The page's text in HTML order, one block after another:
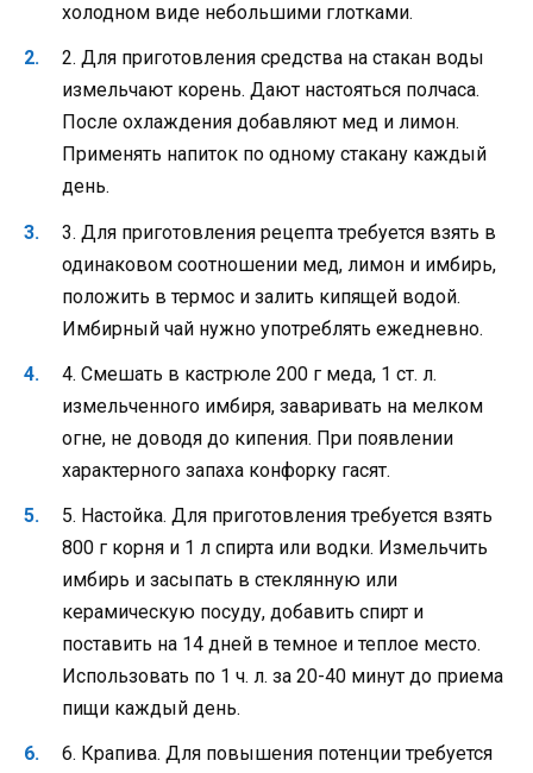
холодном виде небольшими глотками.
2. Для приготовления средства на стакан воды
измельчают корень. Дают настояться полчаса.
После охлаждения добавляют мед и лимон.
Применять напиток по одному стакану каждый
день.
3. Для приготовления рецепта требуется взять в
одинаковом соотношении мед, лимон и имбирь,
положить в термос и залить кипящей водой.
Имбирный чай нужно употреблять ежедневно.
4. Смешать в кастрюле 200 г меда, 1 ст. л.
измельченного имбиря, заваривать на мелком
огне, не доводя до кипения. При появлении
характерного запаха конфорку гасят.
5. Настойка. Для приготовления требуется взять
800 г корня и 1 л спирта или водки. Измельчить
имбирь и засыпать в стеклянную или
керамическую посуду, добавить спирт и
поставить на 14 дней в темное и теплое место.
Использовать по 1 ч. л. за 20-40 минут до приема
пищи каждый день.
6. Крапива. Для повышения потенции требуется